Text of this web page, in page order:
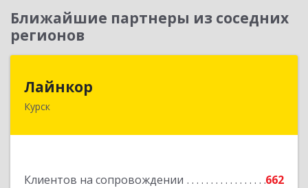
Ближайшие партнеры из соседних
регионов
Лайнкор
Курск
Клиентов на сопровождении
662
305021, Курская обл, Курск г, Победы пр-кт, дом